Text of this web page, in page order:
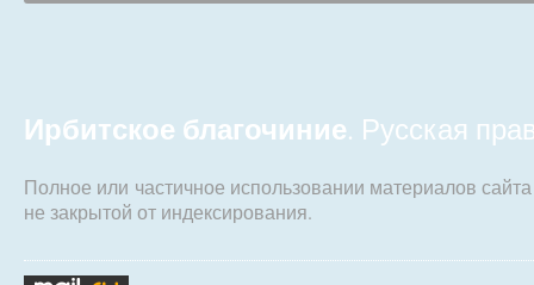
Ирбитское благочиние. Русская
Полное или частичное использовании материалов
не закрытой от индексирования.